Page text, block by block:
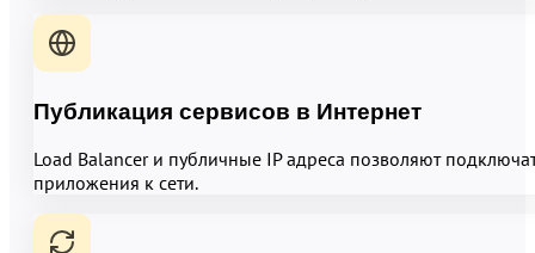
Публикация сервисов в Интернет
Load Balancer и публичные IP адреса позволяют
приложения к сети.